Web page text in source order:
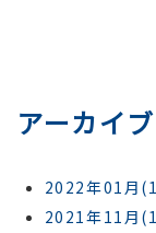
アーカイブ
2022年01月
2021年11月